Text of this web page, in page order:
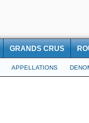
GRANDS CRUS
APPELLATIONS